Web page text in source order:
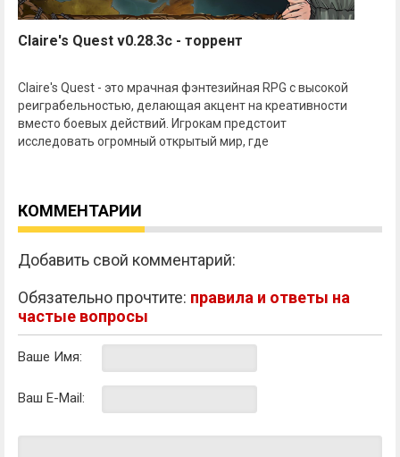
Claire's Quest v0.28.3c - торрент
Claire's Quest - это мрачная фэнтезийная RPG с высокой
реиграбельностью, делающая акцент на креативности
вместо боевых действий. Игрокам предстоит
исследовать огромный открытый мир, где
КОММЕНТАРИИ
Добавить свой комментарий:
Обязательно прочтите: правила и ответы на
частые вопросы
Ваше Имя:
Ваш E-Mail: